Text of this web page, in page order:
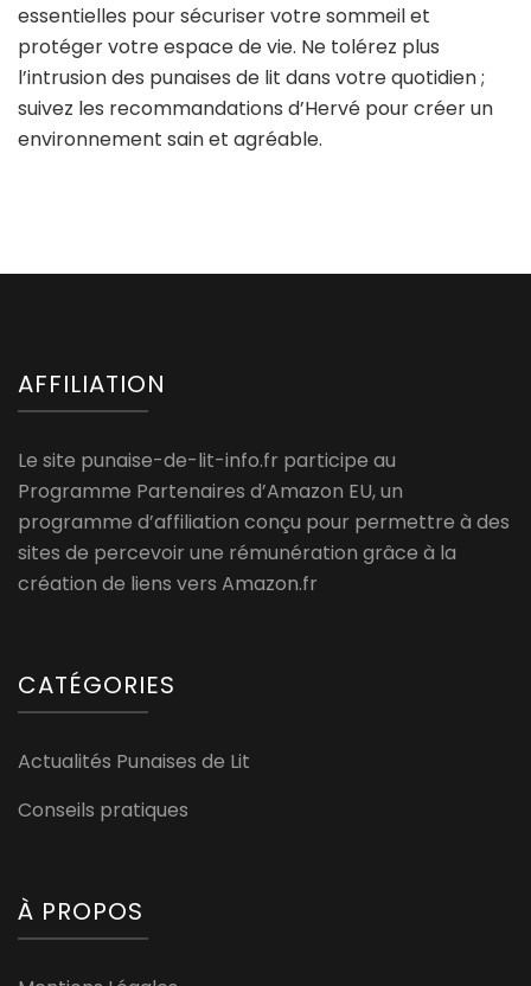
essentielles pour sécuriser votre sommeil et
protéger votre espace de vie. Ne tolérez plus
l’intrusion des punaises de lit dans votre quotidien ;
suivez les recommandations d’Hervé pour créer un
environnement sain et agréable.
AFFILIATION
Le site punaise-de-lit-info.fr participe au
Programme Partenaires d’Amazon EU, un
programme d’affiliation conçu pour permettre à des
sites de percevoir une rémunération grâce à la
création de liens vers Amazon.fr
CATÉGORIES
Actualités Punaises de Lit
Conseils pratiques
À PROPOS